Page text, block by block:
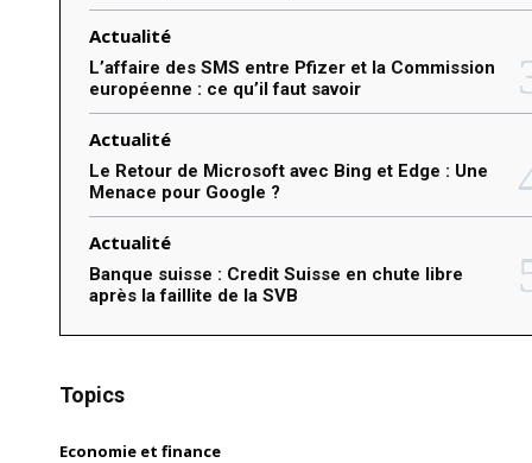
Actualité
L’affaire des SMS entre Pfizer et la Commission
européenne : ce qu’il faut savoir
Actualité
Le Retour de Microsoft avec Bing et Edge : Une
Menace pour Google ?
Actualité
Banque suisse : Credit Suisse en chute libre
après la faillite de la SVB
Topics
Economie et finance